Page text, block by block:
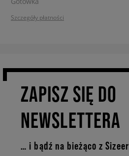
Szczegóły płatności
ZAPISZ SIĘ DO
NEWSLETTERA
… i bądź na bieżąco z Sizeer